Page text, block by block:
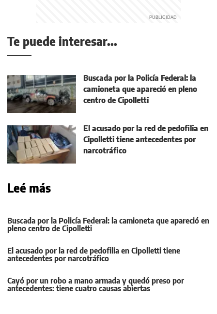
Te puede interesar...
Buscada por la Policía Federal: la
camioneta que apareció en pleno
centro de Cipolletti
El acusado por la red de pedofilia en
Cipolletti tiene antecedentes por
narcotráfico
Leé más
Buscada por la Policía Federal: la camioneta que apareció en
pleno centro de Cipolletti
El acusado por la red de pedofilia en Cipolletti tiene
antecedentes por narcotráfico
Cayó por un robo a mano armada y quedó preso por
antecedentes: tiene cuatro causas abiertas